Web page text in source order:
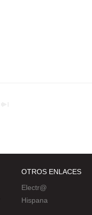
OTROS ENLACES
Electr@
Hispana